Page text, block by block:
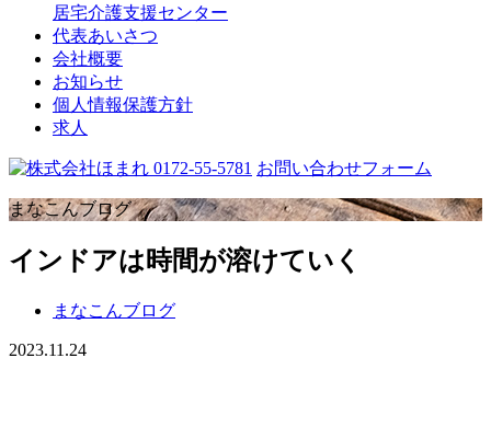
居宅介護支援センター
代表あいさつ
会社概要
お知らせ
個人情報保護方針
求人
0172-55-5781 お問い合わせフォーム
まなこんブログ
インドアは時間が溶けていく
まなこんブログ
2023.11.24